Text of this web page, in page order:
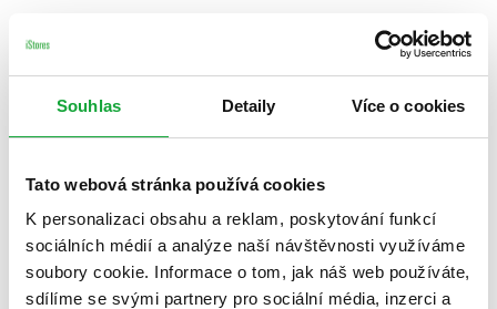
Souhlas Detaily Více o cookies
Tato webová stránka používá cookies
K personalizaci obsahu a reklam, poskytování funkcí
sociálních médií a analýze naší návštěvnosti využíváme
soubory cookie. Informace o tom, jak náš web používáte,
sdílíme se svými partnery pro sociální média, inzerci a